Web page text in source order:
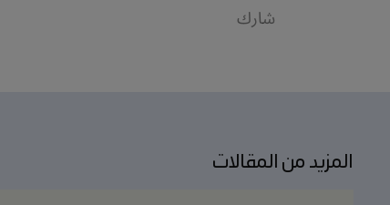
شارك
المزيد من المقالات